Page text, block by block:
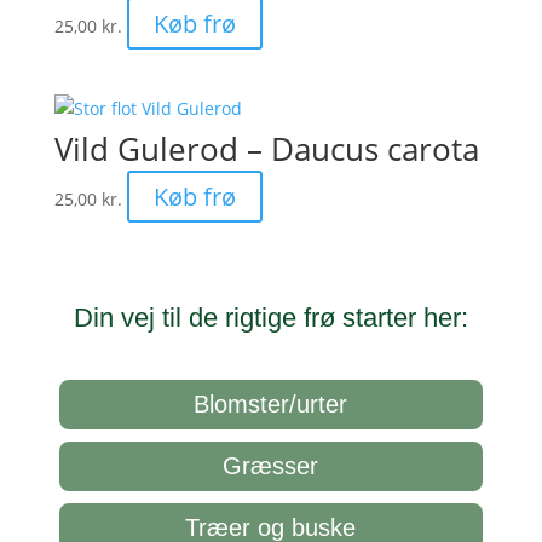
25,00 kr. Køb frø
Vild Gulerod – Daucus carota
25,00 kr. Køb frø
Din vej til de rigtige frø starter her:
Blomster/urter
Græsser
Træer og buske